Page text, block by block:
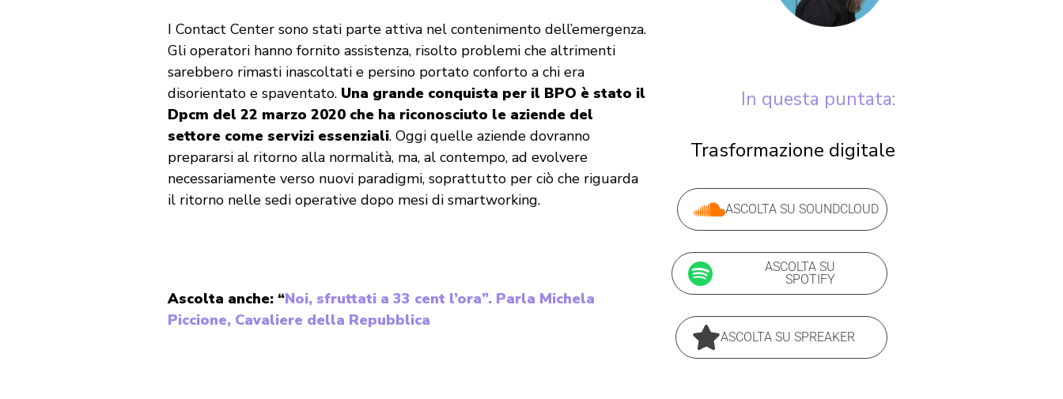
I Contact Center sono stati parte attiva nel contenimento dell’emergenza.
Gli operatori hanno fornito assistenza, risolto problemi che altrimenti
sarebbero rimasti inascoltati e persino portato conforto a chi era
disorientato e spaventato. Una grande conquista per il BPO è stato il
Dpcm del 22 marzo 2020 che ha riconosciuto le aziende del
settore come servizi essenziali. Oggi quelle aziende dovranno
prepararsi al ritorno alla normalità, ma, al contempo, ad evolvere
necessariamente verso nuovi paradigmi, soprattutto per ciò che riguarda
il ritorno nelle sedi operative dopo mesi di smartworking.
Ascolta anche: “Noi, sfruttati a 33 cent l’ora”. Parla Michela
Piccione, Cavaliere della Repubblica
In questa puntata:
Trasformazione digitale
ASCOLTA SU SOUNDCLOUD
ASCOLTA SU
SPOTIFY
ASCOLTA SU SPREAKER